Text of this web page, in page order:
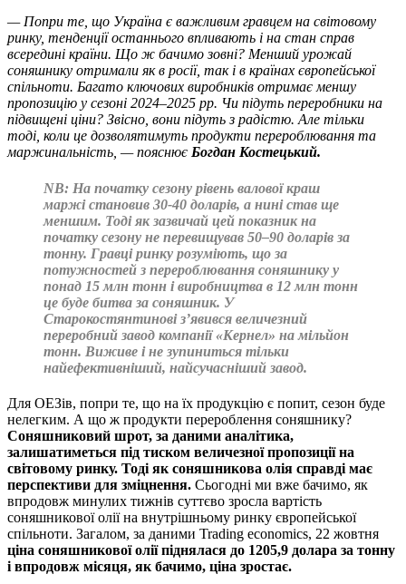
— Попри те, що Україна є важливим гравцем на світовому
ринку, тенденції останнього впливають і на стан справ
всередині країни. Що ж бачимо зовні? Менший урожай
соняшнику отримали як в росії, так і в країнах європейської
спільноти. Багато ключових виробників отримає меншу
пропозицію у сезоні 2024‒2025 рр. Чи підуть переробники на
підвищені ціни? Звісно, вони підуть з радістю. Але тільки
тоді, коли це дозволятимуть продукти перероблювання та
маржинальність, — пояснює Богдан Костецький.
NB: На початку сезону рівень валової краш
маржі становив 30-40 доларів, а нині став ще
меншим. Тоді як зазвичай цей показник на
початку сезону не перевищував 50‒90 доларів за
тонну. Гравці ринку розуміють, що за
потужностей з перероблювання соняшнику у
понад 15 млн тонн і виробництва в 12 млн тонн
це буде битва за соняшник. У
Старокостянтинові з’явився величезний
переробний завод компанії «Кернел» на мільйон
тонн. Виживе і не зупиниться тільки
найефективніший, найсучасніший завод.
Для ОЕЗів, попри те, що на їх продукцію є попит, сезон буде
нелегким. А що ж продукти перероблення соняшнику?
Соняшниковий шрот, за даними аналітика,
залишатиметься під тиском величезної пропозиції на
світовому ринку. Тоді як соняшникова олія справді має
перспективи для зміцнення. Сьогодні ми вже бачимо, як
впродовж минулих тижнів суттєво зросла вартість
соняшникової олії на внутрішньому ринку європейської
спільноти. Загалом, за даними Trading economics, 22 жовтня
ціна соняшникової олії піднялася до 1205,9 долара за тонну
і впродовж місяця, як бачимо, ціна зростає.